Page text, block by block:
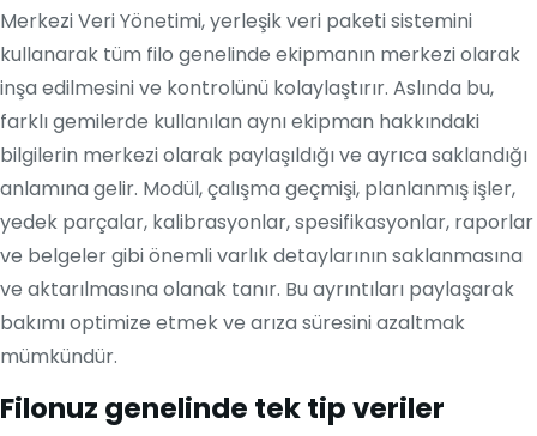
Merkezi Veri Yönetimi, yerleşik veri paketi sistemini
kullanarak tüm filo genelinde ekipmanın merkezi olarak
inşa edilmesini ve kontrolünü kolaylaştırır. Aslında bu,
farklı gemilerde kullanılan aynı ekipman hakkındaki
bilgilerin merkezi olarak paylaşıldığı ve ayrıca saklandığı
anlamına gelir. Modül, çalışma geçmişi, planlanmış işler,
yedek parçalar, kalibrasyonlar, spesifikasyonlar, raporlar
ve belgeler gibi önemli varlık detaylarının saklanmasına
ve aktarılmasına olanak tanır. Bu ayrıntıları paylaşarak
bakımı optimize etmek ve arıza süresini azaltmak
mümkündür.
Filonuz genelinde tek tip veriler